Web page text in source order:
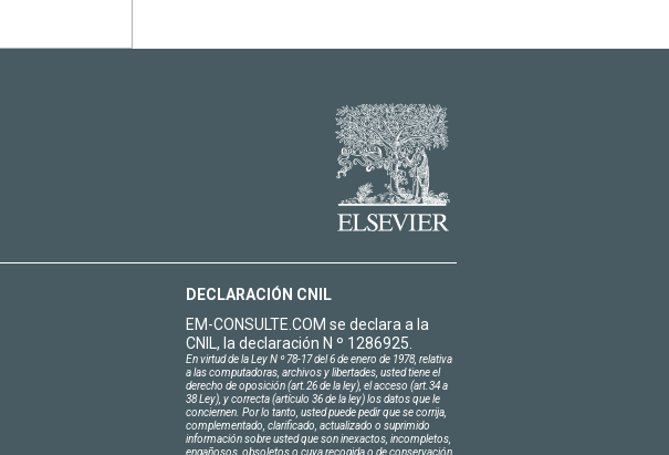
DECLARACIÓN CNIL
EM-CONSULTE.COM se declara a la
CNIL, la declaración N º 1286925.
En virtud de la Ley N º 78-17 del 6 de enero de 1978, relativa
a las computadoras, archivos y libertades, usted tiene el
derecho de oposición (art.26 de la ley), el acceso (art.34 a
38 Ley), y correcta (artículo 36 de la ley) los datos que le
conciernen. Por lo tanto, usted puede pedir que se corrija,
complementado, clarificado, actualizado o suprimido
información sobre usted que son inexactos, incompletos,
engañosos, obsoletos o cuya recogida o de conservación